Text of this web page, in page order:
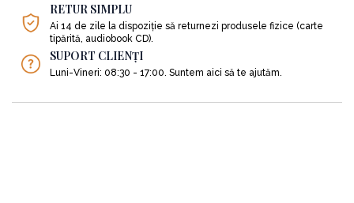
RETUR SIMPLU
Ai 14 de zile la dispoziție să returnezi produsele fizice (carte
tipărită, audiobook CD).
SUPORT CLIENȚI
Luni-Vineri: 08:30 - 17:00. Suntem aici să te ajutăm.